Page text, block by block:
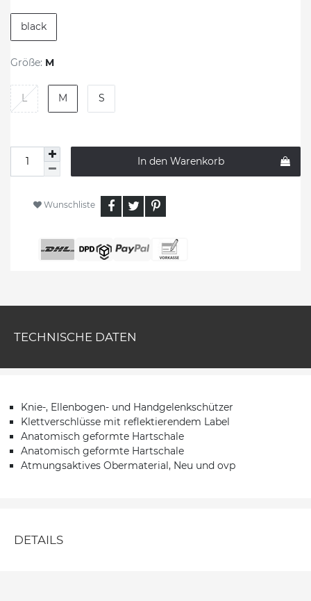
black
Größe: M
L M S
In den Warenkorb
Wunschliste
TECHNISCHE DATEN
Knie-, Ellenbogen- und Handgelenkschützer
Klettverschlüsse mit reflektierendem Label
Anatomisch geformte Hartschale
Anatomisch geformte Hartschale
Atmungsaktives Obermaterial, Neu und ovp
DETAILS